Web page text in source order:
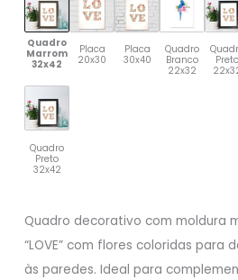
Quadro
Marrom
32x42
Placa
20x30
Placa
30x40
Quadro
Branco
22x32
Preto
Quadro
Preto
32x42
Quadro decorativo com moldura
“LOVE” com flores coloridas para
às paredes. Ideal para